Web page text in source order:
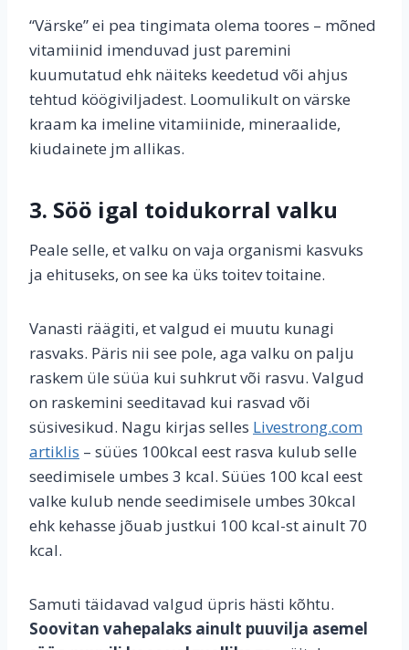
“Värske” ei pea tingimata olema toores – mõned
vitamiinid imenduvad just paremini
kuumutatud ehk näiteks keedetud või ahjus
tehtud köögiviljadest. Loomulikult on värske
kraam ka imeline vitamiinide, mineraalide,
kiudainete jm allikas.
3. Söö igal toidukorral valku
Peale selle, et valku on vaja organismi kasvuks
ja ehituseks, on see ka üks toitev toitaine.
Vanasti räägiti, et valgud ei muutu kunagi
rasvaks. Päris nii see pole, aga valku on palju
raskem üle süüa kui suhkrut või rasvu. Valgud
on raskemini seeditavad kui rasvad või
süsivesikud. Nagu kirjas selles Livestrong.com
artiklis – süües 100kcal eest rasva kulub selle
seedimisele umbes 3 kcal. Süües 100 kcal eest
valke kulub nende seedimisele umbes 30kcal
ehk kehasse jõuab justkui 100 kcal-st ainult 70
kcal.
Samuti täidavad valgud üpris hästi kõhtu.
Soovitan vahepalaks ainult puuvilja asemel